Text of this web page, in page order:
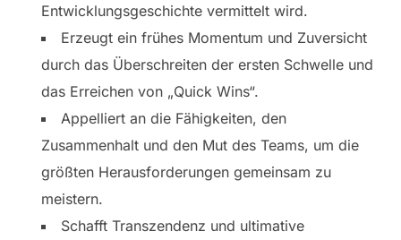
Entwicklungsgeschichte vermittelt wird.
Erzeugt ein frühes Momentum und Zuversicht
durch das Überschreiten der ersten Schwelle und
das Erreichen von „Quick Wins“.
Appelliert an die Fähigkeiten, den
Zusammenhalt und den Mut des Teams, um die
größten Herausforderungen gemeinsam zu
meistern.
Schafft Transzendenz und ultimative